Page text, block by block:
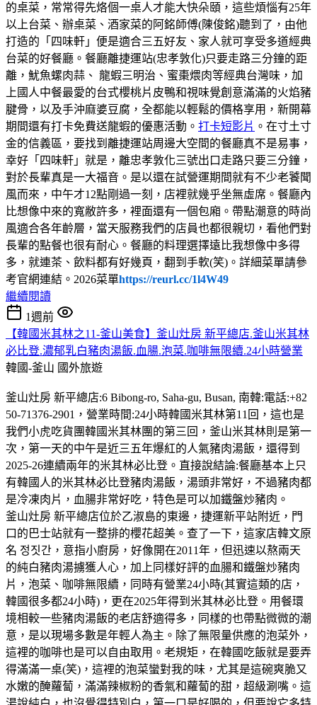
的桌菜，常常得先烙個一桌人才能大快朵頤，這些煩惱有25年
以上台菜、辦桌菜、酒家菜的阿銘師傅(陳俊銘)聽到了，由他
打造的「四味軒」便是適合三五好友、家人就可享受多道經典
台菜的好餐廳。餐廳離捷運站(忠孝敦化)只要走路三分鐘的距
離，魷魚螺肉蒜、 龍蝦三明治、蜜棗煨肉等經典台灣味，加
上國人中餐最愛的台式櫻桃片皮鴨和視味覺創意滿滿的火焰豬
腱骨，以及手沖麻婆豆腐，全都能以輕鬆的價格享用，新開幕
期間還有打卡免費送龍蝦的優惠活動。 打卡短影片 。在寸土寸
金的信義區，要找到離捷運站周邊大空間的餐廳真不是易事，
幸好「四味軒」就是，離忠孝敦化三號出口走路只要三分鐘，
對於長輩真是一大福音。是以還在試營運期間就有不少老饕聞
風而來，中午才12點剛過一刻，店裡就幾乎坐無虛席。餐廳內
比想像中來的寬敝許多，裡面還有一個包廂。帶點潮意的時尚
風適合各年齡層，當天服務我們的店員也都很親切，看他們對
長輩的點餐也很有耐心。餐廳的料理選擇遠比我想像中多得
多，就連茶、飲料都有好幾頁，翻到手軟(笑)。詳細菜單請參
考官網連結。2026菜單https://reurl.cc/1l4W49
繼續閱讀
1週前
【韓國米其林之11-釜山美食】釜山灶房 新平總店.釜山米其林
必比登.濃郁乳白豬肉湯飯.血腸.泡菜.咖啡無限續.24小時營業
韓國-釜山 國外旅遊
釜山灶房 新平總店:6 Bibong-ro, Saha-gu, Busan, 南韓:電話:+82
50-71376-2901，營業時間:24小時韓國米其林第11回，這也是
我們小虎吃貨團韓國米其林團的第三回，釜山米其林則是第一
次，第一天的中午是近三五年爆紅的人氣豬肉湯飯，還得到
2025-26連續兩年的米其林必比登。直接說結論:餐廳基本上只
有韓國人的米其林必比登豬肉湯飯，湯頭非常好，不過豬肉都
是冷凍肉片，血腸非常好吃，特色是可以加鐵盤炒豬肉。
釜山灶房 新平總店位於乙淑島的東邊，捷運新平站附近，門
口的巴士站就有一整排的櫻花超美。查了一下，這家店韓文原
名 정짓간，意指小廚房，好像開在2011年，但迅速以熬兩天
的純白豬肉湯擄獲人心，加上同樣好評的血腸和鐵盤炒豬肉
片，泡菜、咖啡無限續，同時有營業24小時(其實這類的店，
韓國很多都24小時)，更在2025年得到米其林必比登。用餐環
境相較一些豬肉湯飯的老店舒適得多，同樣的也帶點微微的潮
意，是以現場多數是年輕人為主。除了無限量供應的泡菜外，
這裡的咖啡也是可以自由取用。老規矩，在韓國吃飯就是要弄
得滿滿一桌(笑)，這裡的泡菜蠻對我的味，尤其是這碗爽脆又
水嫩的醃蘿蔔，滿滿辣椒粉的香氣和蘿蔔的甜，超級涮嘴。這